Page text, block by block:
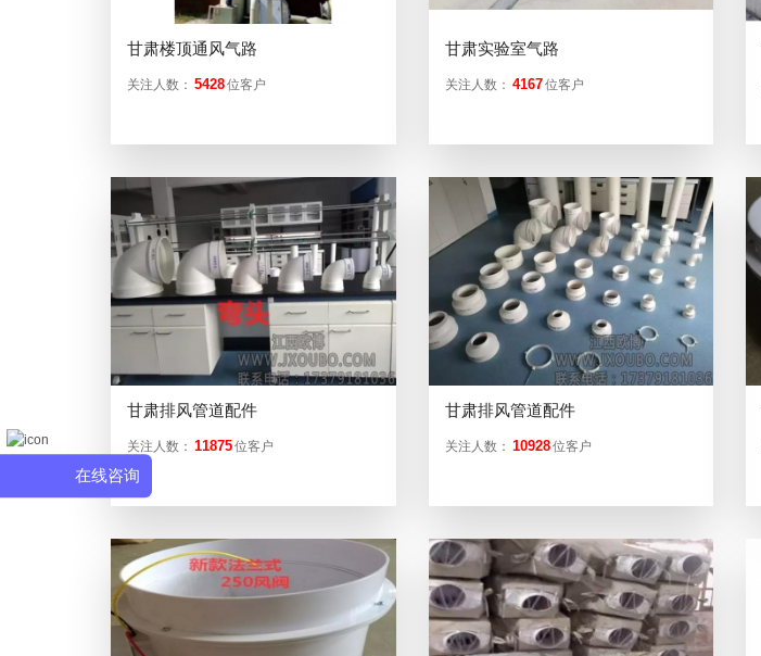
甘肃楼顶通风气路
关注人数： 5428位客户
甘肃实验室气路
关注人数： 4167位客户
甘肃排风管道配件
关注人数： 11875位客户
甘肃排风管道配件
关注人数： 10928位客户
在线咨询